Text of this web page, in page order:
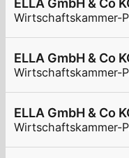
ELLA GmbH & Co
Wirtschaftskammer-
ELLA GmbH & Co
Wirtschaftskammer-
ELLA GmbH & Co
Wirtschaftskammer-